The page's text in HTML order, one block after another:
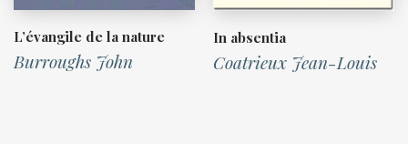
L’évangile de la nature
Burroughs John
In absentia
Coatrieux Jean-Louis